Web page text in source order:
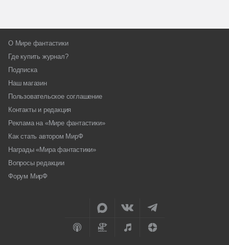
О Мире фантастики
Где купить журнал?
Подписка
Наш магазин
Пользовательское соглашение
Контакты и редакция
Реклама на «Мире фантастики»
Как стать автором МирФ
Награды «Мира фантастики»
Вопросы редакции
Форум МирФ